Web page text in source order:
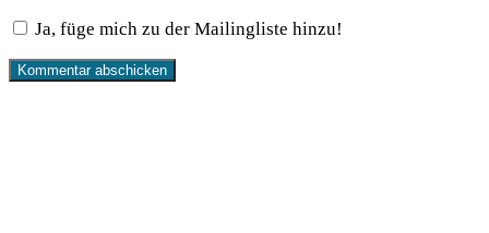
Ja, füge mich zu der Mailingliste hinzu!